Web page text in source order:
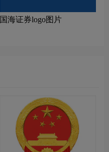
国海证券logo图片